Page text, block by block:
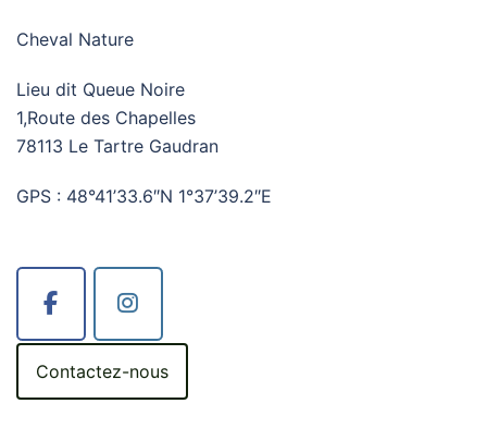
Cheval Nature
Lieu dit Queue Noire
1,Route des Chapelles
78113 Le Tartre Gaudran
GPS : 48°41’33.6″N 1°37’39.2″E
Contactez-nous